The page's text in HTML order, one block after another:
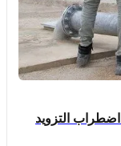
التزويد